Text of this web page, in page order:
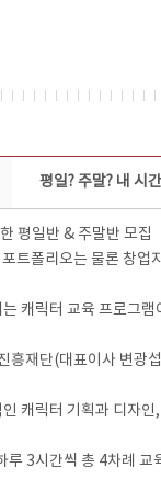
평일? 주말? 내 시
평일반 & 주말반 모집
트폴리오는 물론 창업
캐릭터 교육 프로그램
흥재단(대표이사 변
캐릭터 기획과 디자
3시간씩 총 4차례